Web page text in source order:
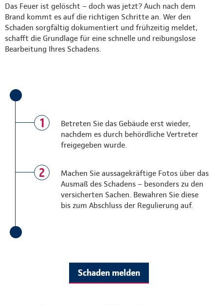
Das Feuer ist gelöscht – doch was jetzt? Auch nach dem
Brand kommt es auf die richtigen Schritte an. Wer den
Schaden sorgfältig dokumentiert und frühzeitig meldet,
schafft die Grundlage für eine schnelle und reibungslose
Bearbeitung Ihres Schadens.
1
Betreten Sie das Gebäude erst wieder,
nachdem es durch behördliche Vertreter
freigegeben wurde.
2
Machen Sie aussagekräftige Fotos über das
Ausmaß des Schadens – besonders zu den
versicherten Sachen. Bewahren Sie diese
bis zum Abschluss der Regulierung auf.
Schaden melden